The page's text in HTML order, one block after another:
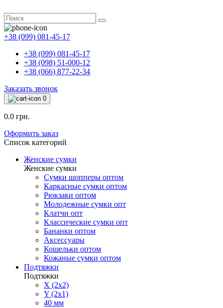
+38 (099) 081-45-17
+38 (099) 081-45-17
+38 (098) 51-000-12
+38 (066) 877-22-34
Заказать звонок
0
0.0 грн.
Оформить заказ
Список категорий
Женские сумки
Женские сумки
Сумки шопперы оптом
Каркасные сумки оптом
Рюкзаки оптом
Молодежные сумки опт
Клатчи опт
Классические сумки опт
Бананки оптом
Аксессуары
Кошельки оптом
Кожаные сумки оптом
Подтяжки
Подтяжки
X (2x2)
Y (2x1)
40 мм